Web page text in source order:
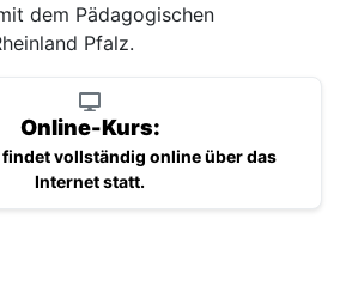
dem Pädagogischen
Pfalz.
Online-Kurs:
findet vollständig online über das
Internet statt.